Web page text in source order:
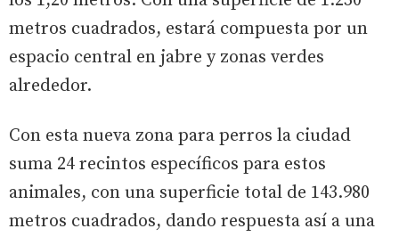
metros cuadrados, estará compuesta por un
espacio central en jabre y zonas verdes
alrededor.
Con esta nueva zona para perros la ciudad
suma 24 recintos específicos para estos
animales, con una superficie total de 143.980
metros cuadrados, dando respuesta así a una